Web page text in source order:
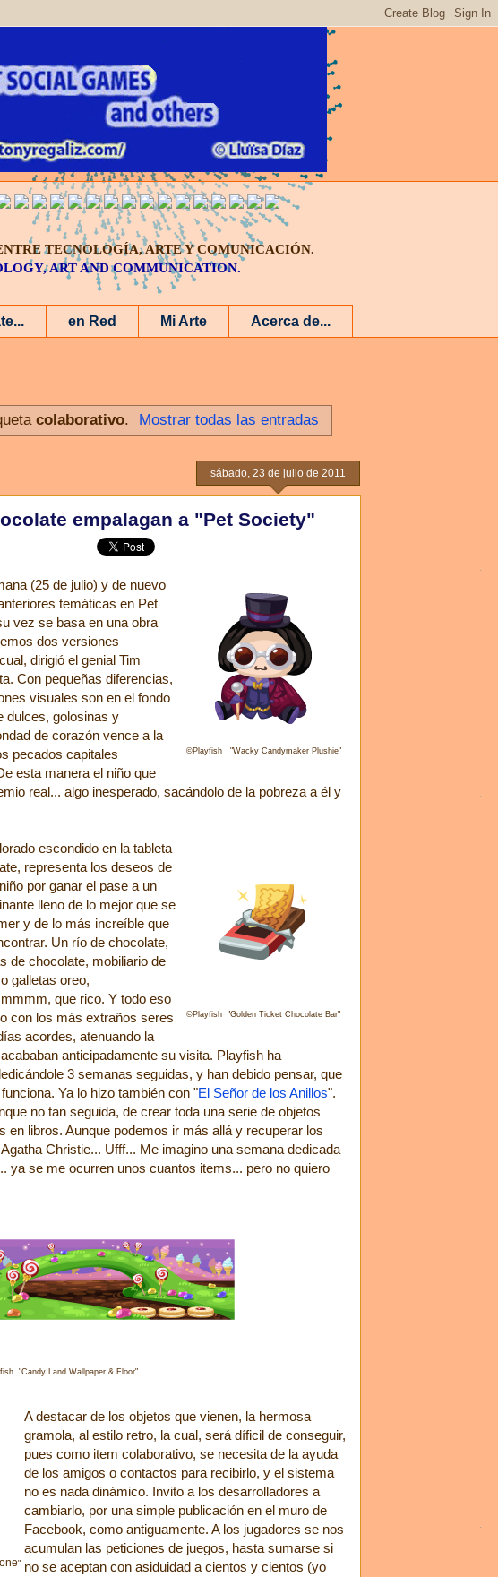
TECNOLOGÍA, ARTE Y COMUNICACIÓN.
ART AND COMMUNICATION.
en Red Mi Arte Acerca de...
colaborativo. Mostrar todas las entradas
sábado, 23 de julio de 2011
empalagan a "Pet Society"
©Playfish "Wacky Candymaker Plushie"
(25 de julio) y de nuevo
temáticas en Pet
vez se basa en una obra
dos versiones
dirigió el genial Tim
Con pequeñas diferencias,
visuales son en el fondo
dulces, golosinas y
de corazón vence a la
pecados capitales
esta manera el niño que
real... algo inesperado, sacándolo de la pobreza a él y
©Playfish "Golden Ticket Chocolate Bar"
escondido en la tableta
representa los deseos de
por ganar el pase a un
lleno de lo mejor que se
y de lo más increíble que
Un río de chocolate,
de chocolate, mobiliario de
galletas oreo,
que rico. Y todo eso
con los más extraños seres
acordes, atenuando la
anticipadamente su visita. Playfish ha
3 semanas seguidas, y han debido pensar, que
Ya lo hizo también con "El Señor de los Anillos".
no tan seguida, de crear toda una serie de objetos
en libros. Aunque podemos ir más allá y recuperar los
Christie... Ufff... Me imagino una semana dedicada
ya se me ocurren unos cuantos items... pero no quiero
"Candy Land Wallpaper & Floor"
"
A destacar de los objetos que vienen, la hermosa
gramola, al estilo retro, la cual, será díficil de conseguir,
pues como item colaborativo, se necesita de la ayuda
de los amigos o contactos para recibirlo, y el sistema
no es nada dinámico. Invito a los desarrolladores a
cambiarlo, por una simple publicación en el muro de
Facebook, como antiguamente. A los jugadores se nos
acumulan las peticiones de juegos, hasta sumarse si
no se aceptan con asiduidad a cientos y cientos (yo